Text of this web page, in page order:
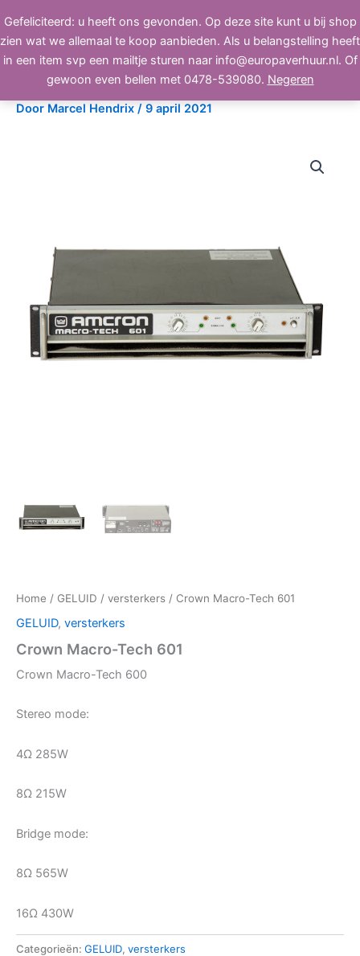
Gefeliciteerd: u heeft ons gevonden. Op deze site kunt u bij shop
zien wat we allemaal te koop aanbieden. Als u belangstelling heeft
in een item svp een mailtje sturen naar info@europaverhuur.nl. Of
gewoon even bellen met 0478-539080. Negeren
naar
de
inhoud
BEELD, GELUID, LICHT
Crown Macro-Tech 601
Door Marcel Hendrix / 9 april 2021
Home / GELUID / versterkers / Crown Macro-Tech 601
GELUID, versterkers
Crown Macro-Tech 601
Crown Macro-Tech 600
Stereo mode:
4Ω 285W
8Ω 215W
Bridge mode:
8Ω 565W
16Ω 430W
Categorieën: GELUID, versterkers